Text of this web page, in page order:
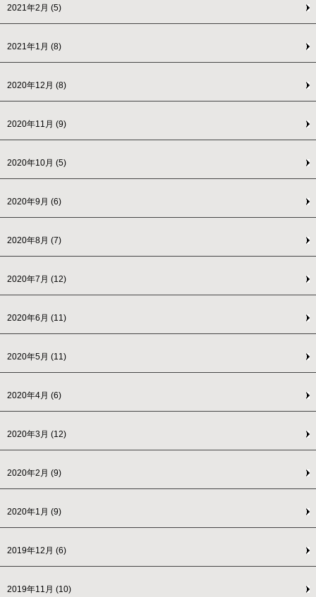
2021年2月 (5)
2021年1月 (8)
2020年12月 (8)
2020年11月 (9)
2020年10月 (5)
2020年9月 (6)
2020年8月 (7)
2020年7月 (12)
2020年6月 (11)
2020年5月 (11)
2020年4月 (6)
2020年3月 (12)
2020年2月 (9)
2020年1月 (9)
2019年12月 (6)
2019年11月 (10)